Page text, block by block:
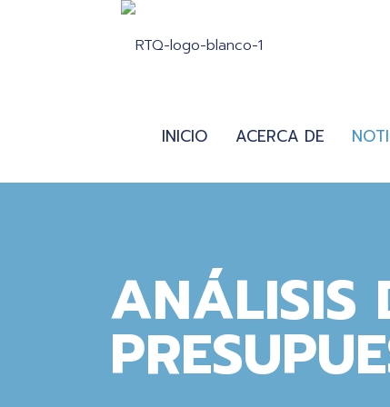
INICIO ACERCA DE
ANÁLISIS